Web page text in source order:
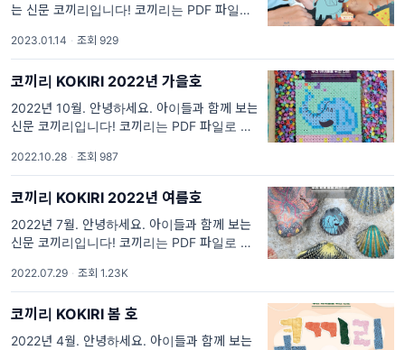
는 신문 코끼리입니다! 코끼리는 PDF 파일로
면 코끼리 가을 호 전체를 다운로드 받아 보실
수 있습니다.
2023.01.14 · 조회 929
코끼리 KOKIRI 2022년 가을호
2022년 10월. 안녕하세요. 아이들과 함께 보는
신문 코끼리입니다! 코끼리는 PDF 파일로 만들
끼리 가을 호 전체를 다운로드 받아 보실 수 있
습니다.
2022.10.28 · 조회 987
코끼리 KOKIRI 2022년 여름호
2022년 7월. 안녕하세요. 아이들과 함께 보는
신문 코끼리입니다! 코끼리는 PDF 파일로 만들
끼리 여름 호 전체를 다운받아 보실 수 있습니
다. 위의
2022.07.29 · 조회 1.23K
코끼리 KOKIRI 봄 호
2022년 4월. 안녕하세요. 아이들과 함께 보는